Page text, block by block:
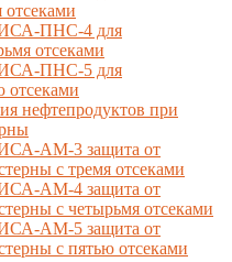
отсеками
ПНС-4 для
отсеками
ПНС-5 для
отсеками
нефтепродуктов при
AM-3 защита от
с тремя отсеками
AM-4 защита от
с четырьмя отсеками
AM-5 защита от
с пятью отсеками